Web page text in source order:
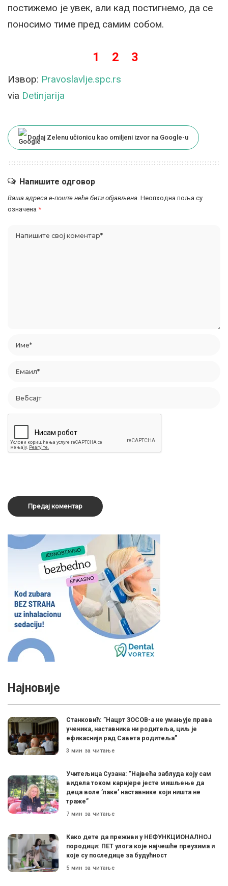
постижемо је увек, али кад постигнемо, да се
поносимо тиме пред самим собом.
1 2 3
Извор: Pravoslavlje.spc.rs
via Detinjarija
Dodaj Zelenu učionicu kao omiljeni izvor na Google-u
Напишите одговор
Ваша адреса е-поште неће бити објављена. Неопходна поља су
означена *
Најновије
Станковић: ”Нацрт ЗОСОВ-а не умањује права
ученика, наставника ни родитеља, циљ је
ефикаснији рад Савета родитеља”
3 мин за читање
Учитељица Сузана: ”Највећа заблуда коју сам
видела током каријере јесте мишљење да
деца воле ’лаке’ наставнике који ништа не
траже”
7 мин за читање
Како дете да преживи у НЕФУНКЦИОНАЛНОЈ
породици: ПЕТ улога које најчешће преузима и
које су последице за будућност
5 мин за читање